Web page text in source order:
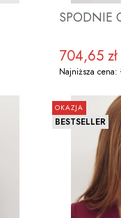
Cena
704,65 zł
Najniższa cena:
OKAZJA
BESTSELLER